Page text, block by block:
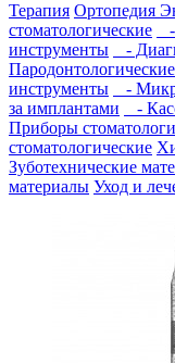
Терапия Ортопедия
стоматологические
-
инструменты
-
инструменты
-
за имплантами
-
Приборы
стоматологические
Зуботехнические
материалы Уход и